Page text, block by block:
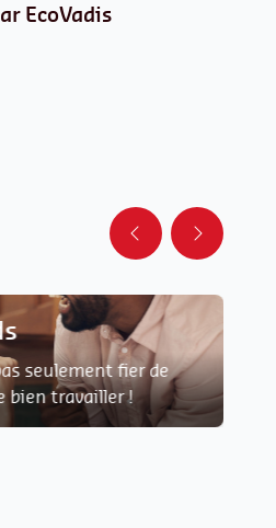
EcoVadis
seulement fier de
bien travailler !